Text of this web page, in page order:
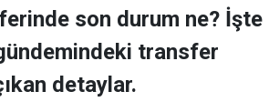
son durum ne? İşte
transfer
detaylar.